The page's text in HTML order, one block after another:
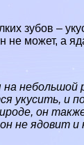
зубов –
не может, а
небольшой
укусить, и
он
не ядовит и